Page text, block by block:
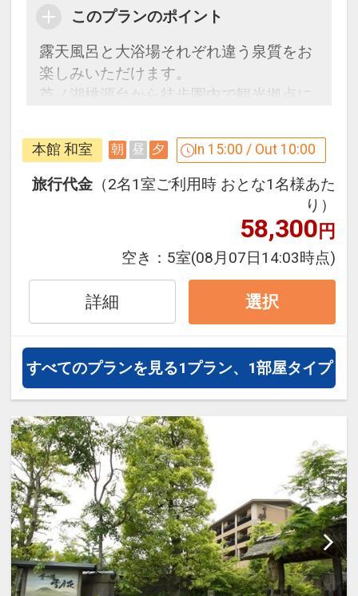
このプランのポイント
露天風呂と大浴場それぞれ違う泉質をお
楽しみいただけます。
芦ノ湖桃源台から徒歩圏内で観光拠点に
うれしいポイント
●おひとり様ごとに夕食時に生ビール
●貸切風呂１回割引券付（６０分） 通常
２，０００円→１，０００円／おひとり
様１泊ごと
設定期間：2026年4月1日～2027年3月
31日
インターネットコース番号：DP-1-
17188363
本館 和室 朝 昼 夕 In 15:00 / Out 10:00
旅行代金 （2名1室ご利用時 おとな1名様あた
り）
58,300円
空き： 5室(08月07日14:03時点)
詳細 選択
すべてのプランを見る1プラン、1部屋タイプ